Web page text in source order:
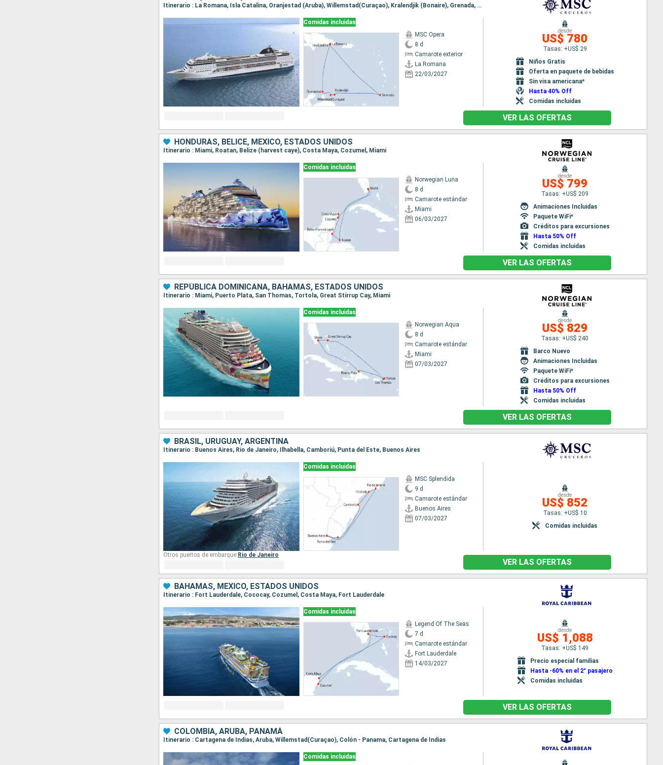
Itinerario : La Romana, Isla Catalina, Oranjestad (Aruba), Willemstad(Curaçao), Kralendjik (Bonaire), Grenada, La Romana
Comidas incluidas
MSC Opera
8 d
Camarote exterior
La Romana
22/03/2027
desde
US$ 780
Tasas: +US$ 29
Niños Gratis
Oferta en paquete de bebidas
Sin visa americana*
Hasta 40% Off
Comidas incluidas
VER LAS OFERTAS
HONDURAS, BELICE, MÉXICO, ESTADOS UNIDOS
Itinerario : Miami, Roatan, Belize (harvest caye), Costa Maya, Cozumel, Miami
Comidas incluidas
Norwegian Luna
8 d
Camarote estándar
Miami
06/03/2027
desde
US$ 799
Tasas: +US$ 209
Animaciones Incluidas
Paquete WiFi*
Créditos para excursiones
Hasta 50% Off
Comidas incluidas
VER LAS OFERTAS
REPÚBLICA DOMINICANA, BAHAMAS, ESTADOS UNIDOS
Itinerario : Miami, Puerto Plata, San Thomas, Tortola, Great Stirrup Cay, Miami
Comidas incluidas
Norwegian Aqua
8 d
Camarote estándar
Miami
07/03/2027
desde
US$ 829
Tasas: +US$ 240
Barco Nuevo
Animaciones Incluidas
Paquete WiFi*
Créditos para excursiones
Hasta 50% Off
Comidas incluidas
VER LAS OFERTAS
BRASIL, URUGUAY, ARGENTINA
Itinerario : Buenos Aires, Rio de Janeiro, Ilhabella, Camboriú, Punta del Este, Buenos Aires
Comidas incluidas
MSC Splendida
9 d
Camarote estándar
Buenos Aires
07/03/2027
desde
US$ 852
Tasas: +US$ 10
Comidas incluidas
Otros puertos de embarque: Rio de Janeiro
VER LAS OFERTAS
BAHAMAS, MÉXICO, ESTADOS UNIDOS
Itinerario : Fort Lauderdale, Cococay, Cozumel, Costa Maya, Fort Lauderdale
Comidas incluidas
Legend Of The Seas
7 d
Camarote estándar
Fort Lauderdale
14/03/2027
desde
US$ 1,088
Tasas: +US$ 149
Precio especial familias
Hasta -60% en el 2° pasajero
Comidas incluidas
VER LAS OFERTAS
COLOMBIA, ARUBA, PANAMÁ
Itinerario : Cartagena de Indias, Aruba, Willemstad(Curaçao), Colón - Panama, Cartagena de Indias
Comidas incluidas